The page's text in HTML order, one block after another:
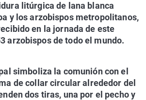
litúrgica de lana blanca
y los arzobispos metropolitanos,
en la jornada de este
arzobispos de todo el mundo.
simboliza la comunión con el
de collar circular alrededor del
dos tiras, una por el pecho y